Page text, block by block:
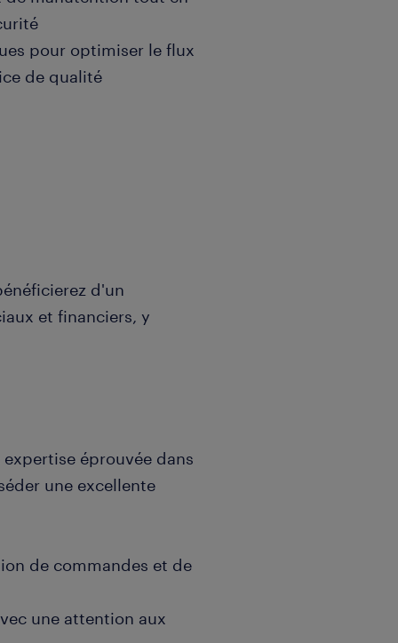
pour optimiser le flux
de qualité
d'un
et financiers, y
éprouvée dans
une excellente
de commandes et de
une attention aux